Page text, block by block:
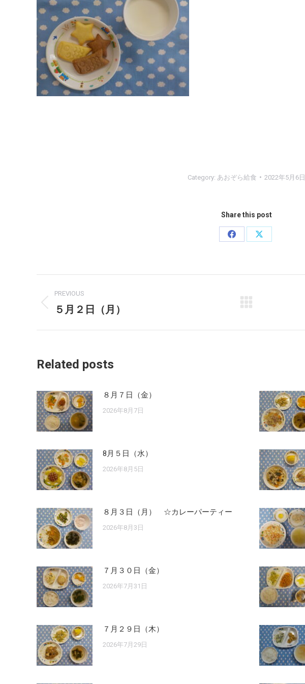
Category: あおぞら給食 2022年5月6日
Share this post
Share
Share
navigation
PREVIOUS
Previous
５月２日（月）
Related posts
８月７日（金）
2026年8月7日
8月５日（水）
2026年8月5日
８月３日（月） ☆カレーパーティー
2026年8月3日
７月３０日（金）
2026年7月31日
７月２９日（木）
2026年7月29日